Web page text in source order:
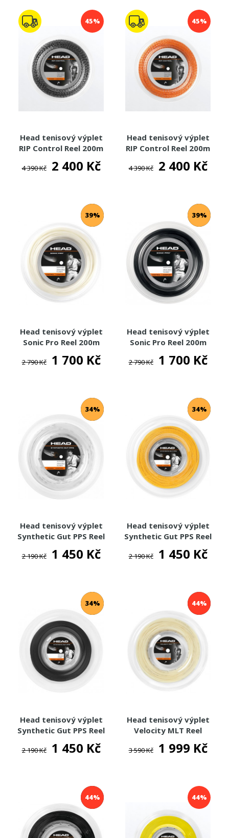
45%
Head tenisový výplet
RIP Control Reel 200m
4 390 Kč 2 400 Kč
45%
Head tenisový výplet
RIP Control Reel 200m
4 390 Kč 2 400 Kč
39%
Head tenisový výplet
Sonic Pro Reel 200m
2 790 Kč 1 700 Kč
39%
Head tenisový výplet
Sonic Pro Reel 200m
2 790 Kč 1 700 Kč
34%
Head tenisový výplet
Synthetic Gut PPS Reel
2 190 Kč 1 450 Kč
34%
Head tenisový výplet
Synthetic Gut PPS Reel
2 190 Kč 1 450 Kč
34%
Head tenisový výplet
Synthetic Gut PPS Reel
2 190 Kč 1 450 Kč
44%
Head tenisový výplet
Velocity MLT Reel
3 590 Kč 1 999 Kč
44% 44%